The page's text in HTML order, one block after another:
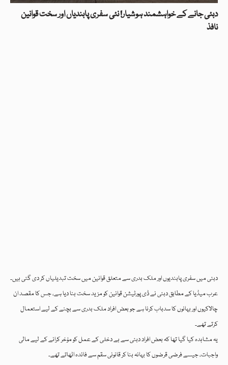
دبئی جانے کے خواہشمند ہوشیار! نئی سفری پابندیاں اور سخت قوانین
نافذ
دبئی میں سفری پابندیوں اور ملک بدری سے متعلق قوانین میں سخت تبدیلیاں کر دی گئی ہیں۔
عرب میڈیا کے مطابق دبئی نے ڈی پورٹیشن قوانین کو مزید سخت بنا دیا ہے، جس کا مقصد ان
چالاکیوں اور بہانوں کا سدباب کرنا ہے جو بعض افراد ملک بدری سے بچنے کے لیے استعمال
کرتے تھے۔
یہ مشاہدہ کیا گیا تھا کہ بعض افراد دبئی سے بے دخلی کے عمل کو مؤخر کرانے کے لیے مالی
واجبات، جیسے فرضی قرضوں کا بہانہ بنا کر قانونی سقم سے فائدہ اٹھاتے تھے۔